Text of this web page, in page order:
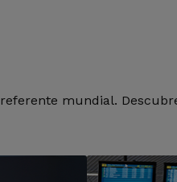
mundial.